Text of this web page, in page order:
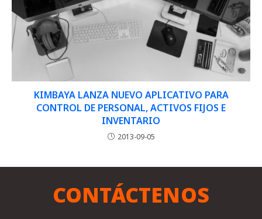
KIMBAYA LANZA NUEVO APLICATIVO PARA
CONTROL DE PERSONAL, ACTIVOS FIJOS E
INVENTARIO
2013-09-05
CONTÁCTENOS